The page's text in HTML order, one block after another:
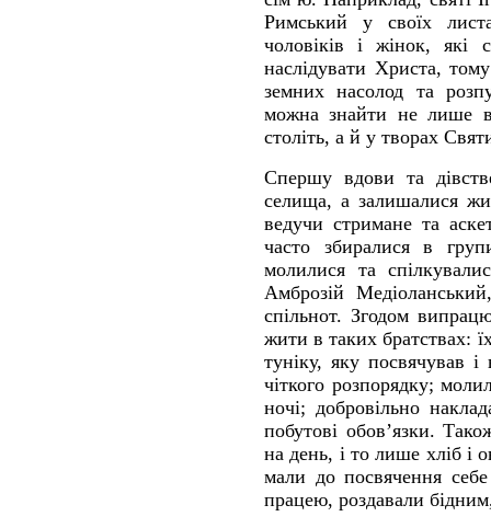
Римський у своїх
чоловіків і жінок, які
наслідувати Христа,
земних насолод та
можна знайти не лише в
століть, а й у творах
Спершу вдови та
селища, а залишалися
ведучи стримане та
часто збиралися в
молилися та
Амброзій
спільнот. Згодом
жити в таких братствах:
туніку, яку посвячував
чіткого розпорядку;
ночі; добровільно
побутові обов’язки.
на день, і то лише хліб і
мали до посвячення
працею, роздавали